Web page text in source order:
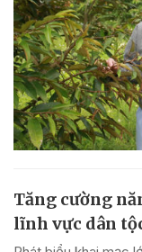
Tăng cường
lĩnh vực dân